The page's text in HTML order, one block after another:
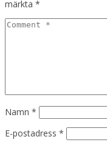
märkta *
Namn *
E-postadress *